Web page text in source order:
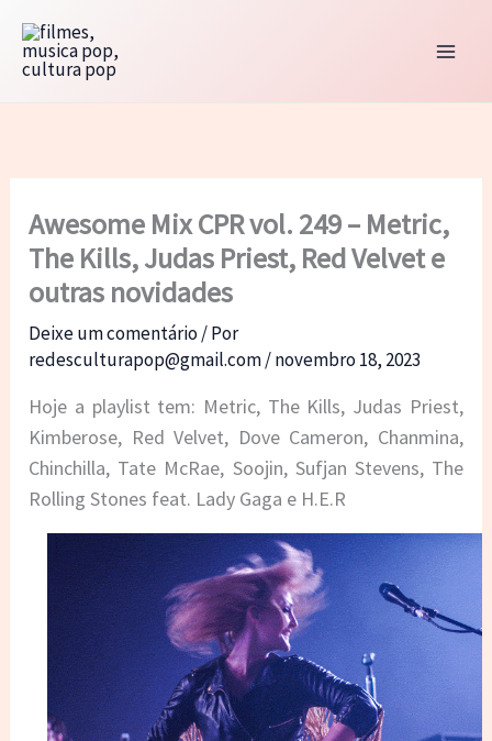
para
Awesome Mix CPR vol. 249 – Metric,
The Kills, Judas Priest, Red Velvet e
outras novidades
Deixe um comentário/ Por
redesculturapop@gmail.com/novembro 18, 2023
Hoje a playlist tem: Metric, The Kills, Judas Priest,
Kimberose, Red Velvet, Dove Cameron, Chanmina,
Chinchilla, Tate McRae, Soojin, Sufjan Stevens, The
Rolling Stones feat. Lady Gaga e H.E.R